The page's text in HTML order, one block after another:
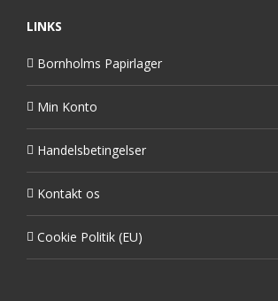
LINKS
Bornholms Papirlager
Min Konto
Handelsbetingelser
Kontakt os
Cookie Politik (EU)